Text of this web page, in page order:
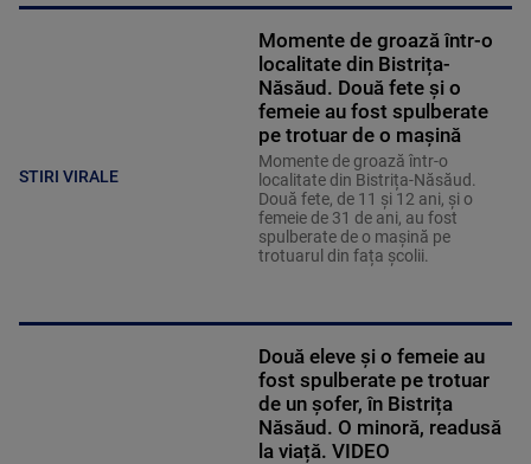
STIRI VIRALE
Momente de groază într-o
localitate din Bistrița-
Năsăud. Două fete și o
femeie au fost spulberate
pe trotuar de o mașină
Momente de groază într-o
localitate din Bistrița-Năsăud.
Două fete, de 11 și 12 ani, și o
femeie de 31 de ani, au fost
spulberate de o mașină pe
trotuarul din fața școlii.
Două eleve și o femeie au
fost spulberate pe trotuar
de un șofer, în Bistrița
Năsăud. O minoră, readusă
la viață. VIDEO